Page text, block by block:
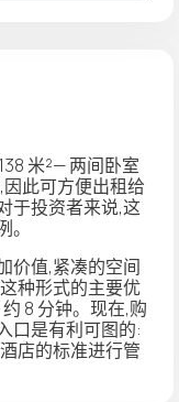
米²— 两间卧室
此可方便出租给
于投资者来说,这
价值,紧凑的空间
种形式的主要优
8 分钟。现在,购
口是有利可图的:
店的标准进行管